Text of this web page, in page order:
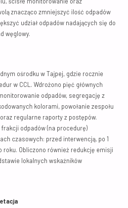
znacząco zmniejszyć ilość odpadów
udział odpadów nadających się do
węglowy.
ośrodku w Tajpej, gdzie rocznie
w CCL. Wdrożono pięć głównych
odpadów, segregację z
kolorami, powołanie zespołu
regularne raporty z postępów.
odpadów (na procedurę)
czasowych: przed interwencją, po 1
roku. Obliczono również redukcję emisji
lokalnych wskaźników